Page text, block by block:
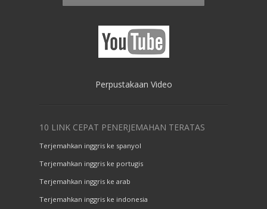
Perpustakaan Video
10 LINK CEPAT PENERJEMAHAN TERATAS
Terjemahkan inggris ke spanyol
Terjemahkan inggris ke portugis
Terjemahkan inggris ke arab
Terjemahkan inggris ke indonesia